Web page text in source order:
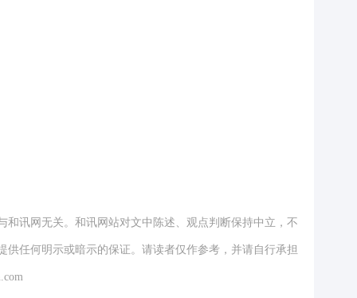
和讯网无关。和讯网站对文中陈述、观点判断保持中立，不
供任何明示或暗示的保证。请读者仅作参考，并请自行承担